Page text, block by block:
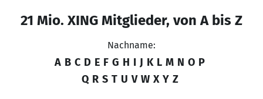
21 Mio. XING Mitglieder, von A bis Z
Nachname:
A B C D E F G H I J K L M N O P
Q R S T U V W X Y Z